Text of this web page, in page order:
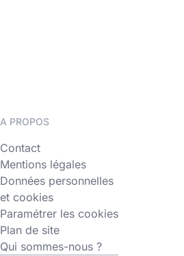
A PROPOS
Contact
Mentions légales
Données personnelles
et cookies
Paramétrer les cookies
Plan de site
Qui sommes-nous ?